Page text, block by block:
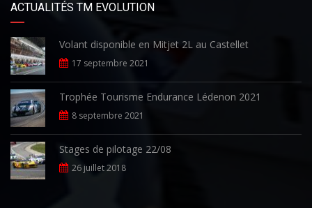
ACTUALITÉS TM EVOLUTION
Volant disponible en Mitjet 2L au Castellet
17 septembre 2021
Trophée Tourisme Endurance Lédenon 2021
8 septembre 2021
Stages de pilotage 22/08
26 juillet 2018